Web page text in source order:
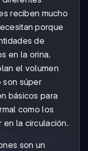
reciben mucho
porque
de
en la orina.
el volumen
son súper
básicos para
como los
en la circulación.
son un